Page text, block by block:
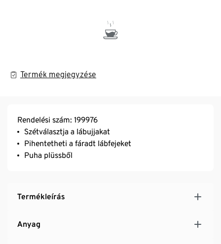
Termék megjegyzése
Rendelési szám: 199976
Szétválasztja a lábujjakat
Pihentetheti a fáradt lábfejeket
Puha plüssből
Termékleírás
Anyag